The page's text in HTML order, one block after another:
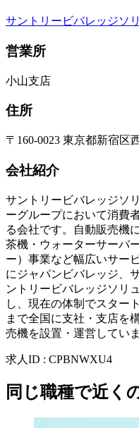
サントリービバレッジソ
営業所
小山支店
住所
〒160-0023 東京都新宿区
会社紹介
サントリービバレッジソ
ーグループにおいて消費
る会社です。自動販売機
茶機・ウォーターサーバ
ー）事業など幅広いサー
にジャパンビバレッジ、
ントリービバレッジソリ
し、現在の体制でスター
まで全国に支社・支店を
売機を設置・運営していま
求人ID : CPBNWXU4
同じ職種で近く